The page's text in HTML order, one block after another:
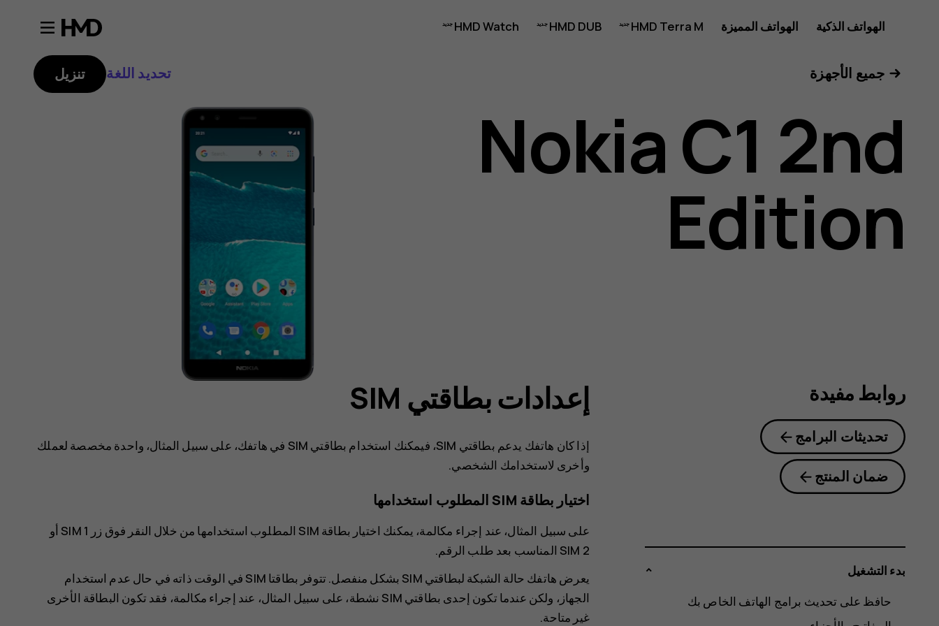
دليل
مستخدم
Nokia
C1
Edition
الهواتف الذكية الهواتف المميزة HMD Terra M
HMD DUB
HMD Watch
جميع الأجهزة تحديد اللغة تنزيل
Nokia C1 2nd
Edition
إعدادات بطاقتي SIM
‏‫إذا كان هاتفك يدعم بطاقتي SIM، فيمكنك استخدام بطاقتي SIM في هاتفك، على سبيل المثال، واحدة مخصصة لعملك
وأخرى لاستخدامك الشخصي.
اختيار بطاقة SIM المطلوب استخدامها
على سبيل المثال، عند إجراء مكالمة، يمكنك اختيار بطاقة SIM المطلوب استخدامها من خلال النقر فوق زر SIM 1 أو
SIM 2 المناسب بعد طلب الرقم.
يعرض هاتفك حالة الشبكة لبطاقتي SIM بشكل منفصل. تتوفر بطاقتا SIM في الوقت ذاته في حال عدم استخدام
الجهاز، ولكن عندما تكون إحدى بطاقتي SIM نشطة، على سبيل المثال، عند إجراء مكالمة، فقد تكون البطاقة الأخرى
غير متاحة.
روابط مفيدة
تحديثات البرامج
ضمان المنتج
بدء التشغيل
حافظ على تحديث برامج الهاتف الخاص بك